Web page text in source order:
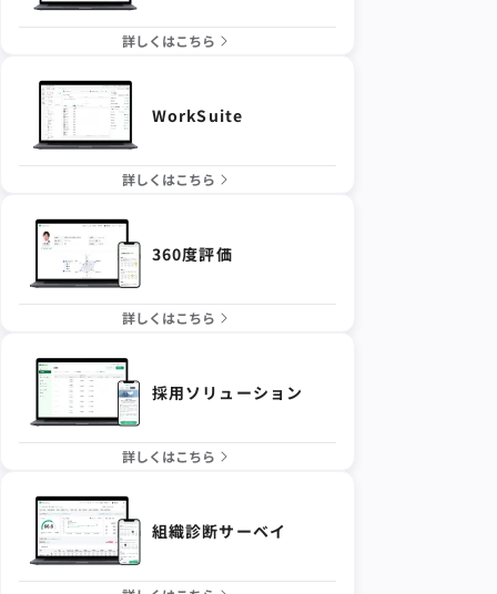
詳しくはこちら
WorkSuite
詳しくはこちら
360度評価
詳しくはこちら
採用ソリューション
詳しくはこちら
組織診断サーベイ